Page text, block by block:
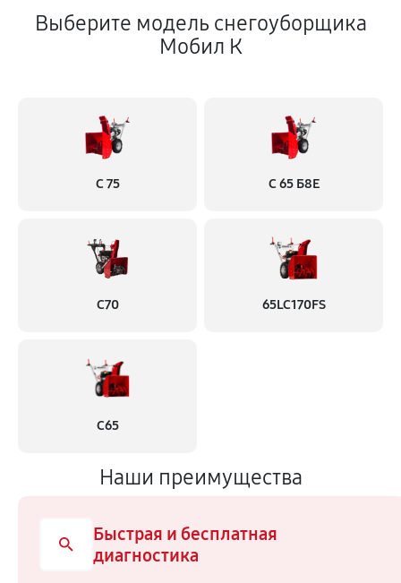
Выберите модель снегоуборщика
Мобил К
С 75 С 65 Б8Е
С70 65LC170FS
С65
Наши преимущества
Быстрая и бесплатная
диагностика